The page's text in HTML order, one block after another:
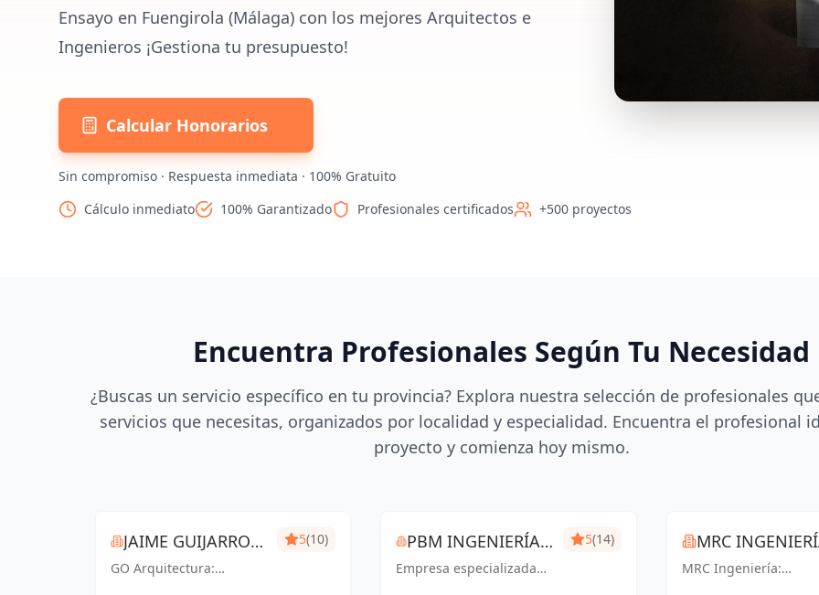
Ensayo en Fuengirola (Málaga) con los mejores Arquitectos e
Ingenieros ¡Gestiona tu presupuesto!
Calcular Honorarios
Sin compromiso · Respuesta inmediata · 100% Gratuito
Cálculo inmediato
100% Garantizado Profesionales certificados +500 proyectos
Encuentra Profesionales Según Tu Necesidad
¿Buscas un servicio específico en tu provincia? Explora nuestra selección de profesionales
servicios que necesitas, organizados por localidad y especialidad. Encuentra el profesional
proyecto y comienza hoy mismo.
JAIME GUIJARRO
ORIA
GO Arquitectura:
5(10)
PBM INGENIERÍA
MÁLAGA
Empresa especializada
5(14) MRC
MRC Ingeniería: